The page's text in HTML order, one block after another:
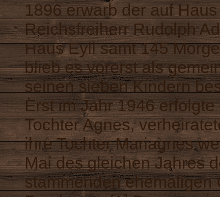
1896 erwarb der auf
Reichsfreiherr Rudolph
Haus Eyll samt 145
blieb es vorerst als
seinen sieben Kindern
Erst im Jahr 1946
Tochter Agnes,
ihre Tochter Mariagnes
Mai des gleichen Jahres
stammenden ehemaligen